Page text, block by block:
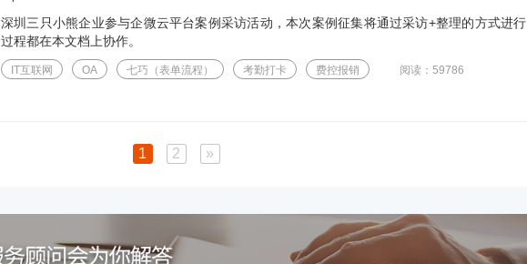
深圳三只小熊企业参与企微云平台案例采访活动，本次案例征集将通过采访+整理的方式进
过程都在本文档上协作。
IT互联网 OA 七巧（表单流程） 考勤打卡 费控报销 阅读：59786
1 2 »